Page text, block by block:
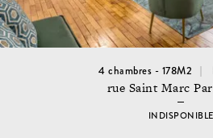
4 chambres - 178M2
rue Saint Marc
INDISPONIBLE